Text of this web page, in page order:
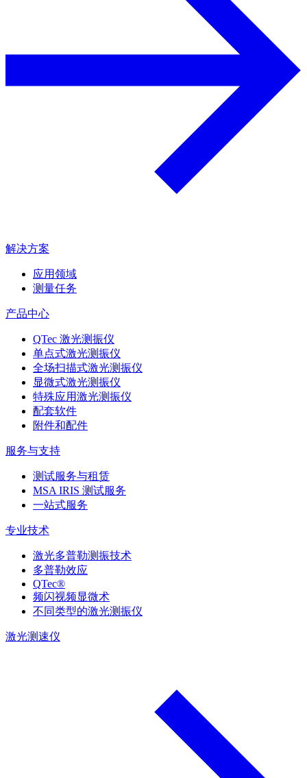
解决方案
应用领域
测量任务
产品中心
QTec 激光测振仪
单点式激光测振仪
全场扫描式激光测振仪
显微式激光测振仪
特殊应用激光测振仪
配套软件
附件和配件
服务与支持
测试服务与租赁
MSA IRIS 测试服务
一站式服务
专业技术
激光多普勒测振技术
多普勒效应
QTec®
频闪视频显微术
不同类型的激光测振仪
激光测速仪